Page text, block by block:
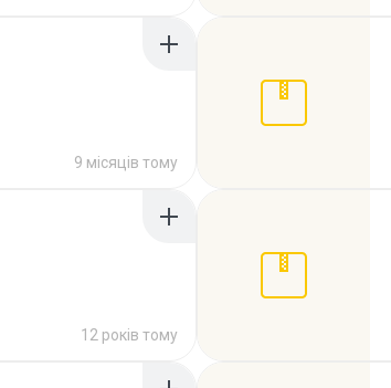
9 місяців тому
12 років тому